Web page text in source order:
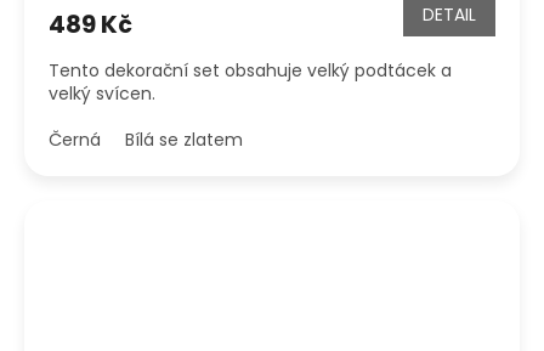
489 Kč DETAIL
Tento dekorační set obsahuje velký podtácek a
velký svícen.
Černá
Bílá se zlatem